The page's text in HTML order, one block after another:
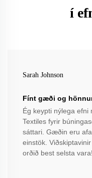
í
Sarah Johnson
Fínt gæði og
Ég keypti nýlega efni
Textiles fyrir
sáttari. Gæðin eru
einstök.
orðið best selsta vara!